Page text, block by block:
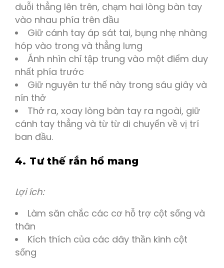
duỗi thẳng lên trên, chạm hai lòng bàn tay
vào nhau phía trên đầu
Giữ cánh tay áp sát tai, bụng nhẹ nhàng
hóp vào trong và thẳng lưng
Ánh nhìn chỉ tập trung vào một điểm duy
nhất phía trước
Giữ nguyên tư thế này trong sáu giây và
nín thở
Thở ra, xoay lòng bàn tay ra ngoài, giữ
cánh tay thẳng và từ từ di chuyển về vị trí
ban đầu.
4. Tư thế rắn hổ mang
Lợi ích:
Làm săn chắc các cơ hỗ trợ cột sống và
thân
Kích thích của các dây thần kinh cột
sống